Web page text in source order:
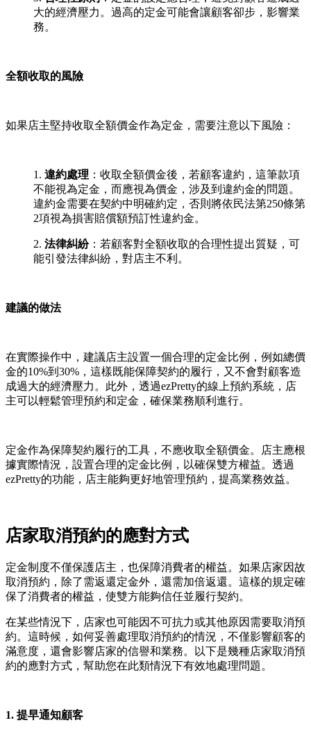
大的經濟壓力。過高的定金可能會讓顧客卻步，影響業
務。
全額收取的風險
如果店主堅持收取全額價金作為定金，需要注意以下風險：
1. 違約處理 ：收取全額價金後，若顧客違約，這筆款項
不能視為定金，而應視為價金，涉及到違約金的問題。
違約金需要在契約中明確約定，否則將依民法第250條第
2項視為損害賠償額預訂性違約金。
2. 法律糾紛：若顧客對全額收取的合理性提出質疑，可
能引發法律糾紛，對店主不利。
建議的做法
在實際操作中，建議店主設置一個合理的定金比例，例如總價
金的10%到30%，這樣既能保障契約的履行，又不會對顧客造
成過大的經濟壓力。此外，透過ezPretty的線上預約系統，店
主可以輕鬆管理預約和定金，確保業務順利進行。
定金作為保障契約履行的工具，不應收取全額價金。店主應根
據實際情況，設置合理的定金比例，以確保雙方權益。透過
ezPretty的功能，店主能夠更好地管理預約，提高業務效益。
店家取消預約的應對方式
定金制度不僅保護店主，也保障消費者的權益。如果店家因故
取消預約，除了需返還定金外，還需加倍返還。這樣的規定確
保了消費者的權益，使雙方能夠信任並履行契約。
在某些情況下，店家也可能因不可抗力或其他原因需要取消預
約。這時候，如何妥善處理取消預約的情況，不僅影響顧客的
滿意度，還會影響店家的信譽和業務。以下是幾種店家取消預
約的應對方式，幫助您在此類情況下有效地處理問題。
1. 提早通知顧客